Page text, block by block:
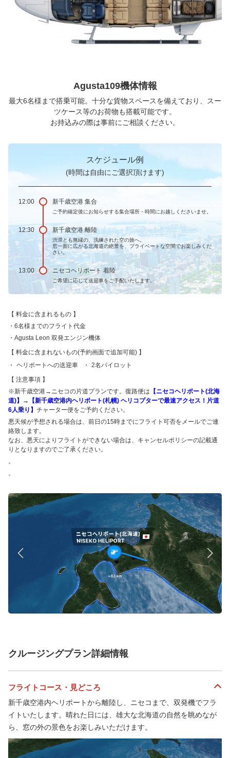
Agusta109機体情報
最大6名様まで搭乗可能。十分な貨物スペースを備えており、スー
ツケース等のお荷物も搭載可能です。
お持込みの際は事前にご相談ください。
スケジュール例
(時間は自由にご選択頂けます)
12:00 新千歳空港 集合
ご予約確定後にお知らせする集合場所・時間にお越しくださいませ。
12:30 新千歳空港 離陸
渋滞とも無縁の、洗練された空の旅へ。
窓一面に広がる北海道の絶景を、プライベートな空間でお楽しみくだ
さい。
13:00 ニセコヘリポート 着陸
ご希望に応じて送迎車をご手配いたします。
料金に含まれるもの
・6名様までのフライト代金
・Agusta Leon 双発エンジン機体
料金に含まれないもの(予約画面で追加可能)
ヘリポートへの送迎車
2名パイロット
注意事項
※新千歳空港→ニセコの片道プランです。復路便は 【ニセコヘリポート(北海
道)】→【新千歳空港内ヘリポート(札幌) ヘリコプターで最速アクセス！片道
6人乗り】 チャーター便をご予約ください。
悪天候が予想される場合は、前日の15時までにフライト可否をメールでご連
絡致します。
なお、悪天によりフライトができない場合は、キャンセルポリシーの記載通
りとなりますのでご了承ください。
。
。
クルージングプラン詳細情報
フライトコース・見どころ
新千歳空港内ヘリポートから離陸し、ニセコまで、双発機でフラ
イトいたします。晴れた日には、雄大な北海道の自然を眺めなが
ら、窓の外の景色をお楽しみいただけます。